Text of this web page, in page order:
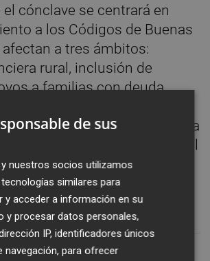
cónclave se centrará en
a los Códigos de Buenas
a tres ámbitos:
rural, inclusión de
a familias con deuda
variable, por lo que no se
relacionado con el impuesto a
modificación no contempla el
momentos".
de sus
nuestros socios utilizamos
similares para
y acceder a información en su
y procesar datos personales,
IP, identificadores únicos
navegación, para ofrecer